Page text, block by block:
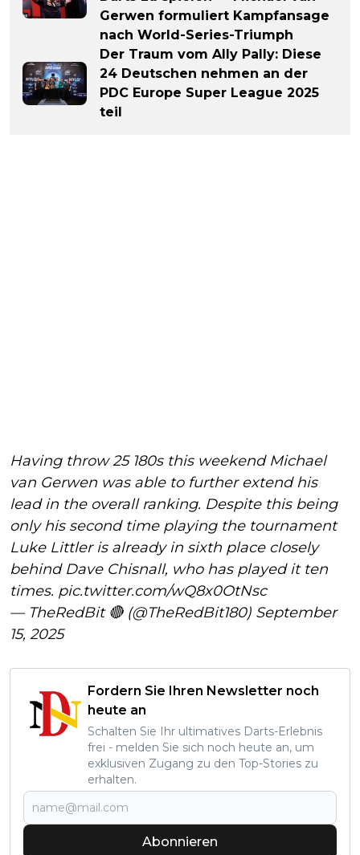
Gerwen formuliert Kampfansage
nach World-Series-Triumph
Der Traum vom Ally Pally: Diese
24 Deutschen nehmen an der
PDC Europe Super League 2025
teil
Having throw 25 180s this weekend Michael
van Gerwen was able to further extend his
lead in the overall ranking. Despite this being
only his second time playing the tournament
Luke Littler is already in sixth place closely
behind Dave Chisnall, who has played it ten
times. pic.twitter.com/wQ8x0OtNsc
— TheRedBit 🔴 (@TheRedBit180) September
15, 2025
Fordern Sie Ihren Newsletter noch
heute an
Schalten Sie Ihr ultimatives Darts-Erlebnis
frei - melden Sie sich noch heute an, um
exklusiven Zugang zu den Top-Stories zu
erhalten.
Abonnieren